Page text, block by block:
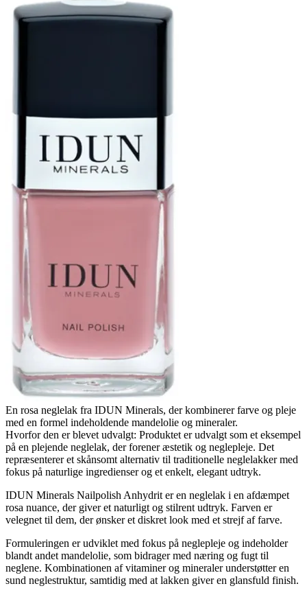
En rosa neglelak fra IDUN Minerals, der kombinerer farve og pleje
med en formel indeholdende mandelolie og mineraler.
Hvorfor den er blevet udvalgt: Produktet er udvalgt som et eksempel
på en plejende neglelak, der forener æstetik og neglepleje. Det
repræsenterer et skånsomt alternativ til traditionelle neglelakker med
fokus på naturlige ingredienser og et enkelt, elegant udtryk.
IDUN Minerals Nailpolish Anhydrit er en neglelak i en afdæmpet
rosa nuance, der giver et naturligt og stilrent udtryk. Farven er
velegnet til dem, der ønsker et diskret look med et strejf af farve.
Formuleringen er udviklet med fokus på neglepleje og indeholder
blandt andet mandelolie, som bidrager med næring og fugt til
neglene. Kombinationen af vitaminer og mineraler understøtter en
sund neglestruktur, samtidig med at lakken giver en glansfuld finish.